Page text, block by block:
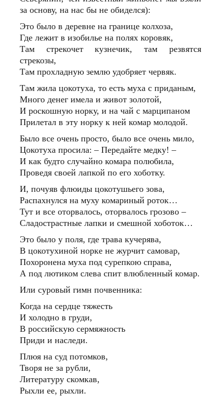
за основу, на нас бы не обиделся):
Это было в деревне на границе колхоза,
Где лежит в изобилье на полях коровяк,
Там стрекочет кузнечик, там резвятся
стрекозы,
Там прохладную землю удобряет червяк.
Там жила цокотуха, то есть муха с приданым,
Много денег имела и живот золотой,
И роскошную норку, и на чай с марципаном
Прилетал в эту норку к ней комар молодой.
Было все очень просто, было все очень мило,
Цокотуха просила: – Передайте медку! –
И как будто случайно комара полюбила,
Проведя своей лапкой по его хоботку.
И, почуяв флюиды цокотушьего зова,
Распахнулся на муху комариный роток…
Тут и все оторвалось, оторвалось грозово –
Сладострастные лапки и смешной хоботок…
Это было у поля, где трава кучерява,
В цокотухиной норке не журчит самовар,
Похоронена муха под сурепкою справа,
А под лютиком слева спит влюбленный комар.
Или суровый гимн почвенника:
Когда на сердце тяжесть
И холодно в груди,
В российскую сермяжность
Приди и наследи.
Плюя на суд потомков,
Творя не за рубли,
Литературу скомкав,
Рыхли ее, рыхли.